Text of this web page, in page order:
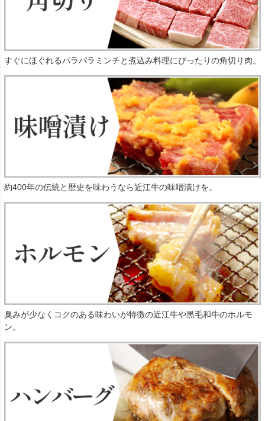
すぐにほぐれるパラパラミンチと煮込み料理にぴったりの角切り肉。
約400年の伝統と歴史を味わうなら近江牛の味噌漬けを。
臭みが少なくコクのある味わいが特徴の近江牛や黒毛和牛のホルモ
ン。